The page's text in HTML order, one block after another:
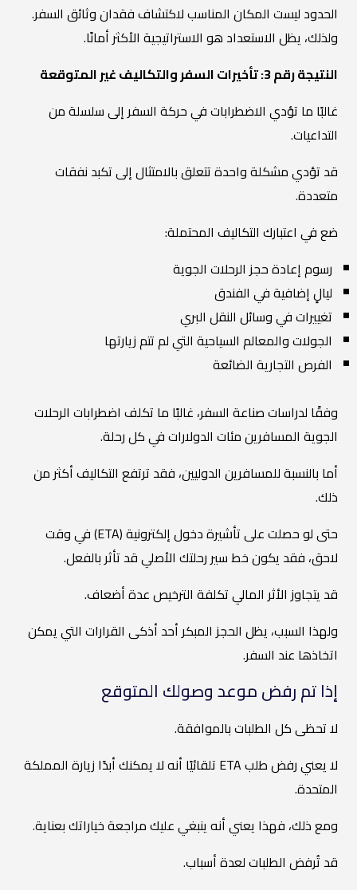
الحدود ليست المكان المناسب لاكتشاف فقدان وثائق السفر.
ولذلك، يظل الاستعداد هو الاستراتيجية الأكثر أمانًا.
النتيجة رقم 3: تأخيرات السفر والتكاليف غير المتوقعة
غالبًا ما تؤدي الاضطرابات في حركة السفر إلى سلسلة من
التداعيات.
قد تؤدي مشكلة واحدة تتعلق بالامتثال إلى تكبد نفقات
متعددة.
ضع في اعتبارك التكاليف المحتملة:
رسوم إعادة حجز الرحلات الجوية
ليالٍ إضافية في الفندق
تغييرات في وسائل النقل البري
الجولات والمعالم السياحية التي لم تتم زيارتها
الفرص التجارية الضائعة
وفقًا لدراسات صناعة السفر، غالبًا ما تكلف اضطرابات الرحلات
الجوية المسافرين مئات الدولارات في كل رحلة.
أما بالنسبة للمسافرين الدوليين، فقد ترتفع التكاليف أكثر من
ذلك.
حتى لو حصلت على تأشيرة دخول إلكترونية (ETA) في وقت
لاحق، فقد يكون خط سير رحلتك الأصلي قد تأثر بالفعل.
قد يتجاوز الأثر المالي تكلفة الترخيص عدة أضعاف.
ولهذا السبب، يظل الحجز المبكر أحد أذكى القرارات التي يمكن
اتخاذها عند السفر.
إذا تم رفض موعد وصولك المتوقع
لا تحظى كل الطلبات بالموافقة.
لا يعني رفض طلب ETA تلقائيًا أنه لا يمكنك أبدًا زيارة المملكة
المتحدة.
ومع ذلك، فهذا يعني أنه ينبغي عليك مراجعة خياراتك بعناية.
قد تُرفض الطلبات لعدة أسباب.